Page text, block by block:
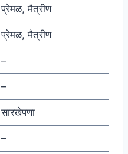
प्रेमळ, मैत्रीण
प्रेमळ, मैत्रीण
–
–
सारखेपणा
–